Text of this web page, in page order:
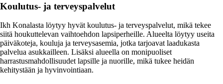
Koulutus- ja terveyspalvelut
Ikh Konalasta löytyy hyvät koulutus- ja terveyspalvelut, mikä tekee
siitä houkuttelevan vaihtoehdon lapsiperheille. Alueelta löytyy useita
päiväkoteja, kouluja ja terveysasemia, jotka tarjoavat laadukasta
palvelua asukkailleen. Lisäksi alueella on monipuoliset
harrastusmahdollisuudet lapsille ja nuorille, mikä tukee heidän
kehitystään ja hyvinvointiaan.